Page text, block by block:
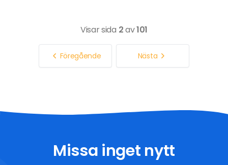
Visar sida 2av101
Föregående Nästa
Missa inget nytt